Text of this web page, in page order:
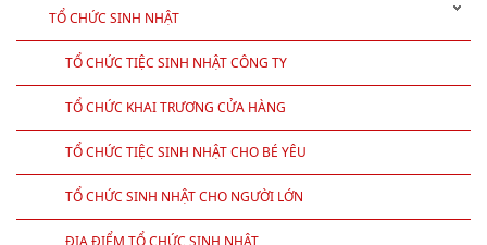
HOME
GIỚI THIỆU
TỔ CHỨC SỰ KIỆN
TỔ CHỨC SINH NHẬT
TỔ CHỨC TIỆC SINH NHẬT CÔNG TY
TỔ CHỨC KHAI TRƯƠNG CỬA HÀNG